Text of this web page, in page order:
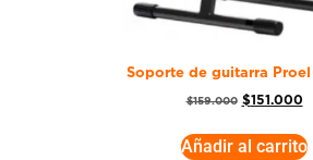
Soporte de guitarra Proel
$159.000 $151.000
Añadir al carrito